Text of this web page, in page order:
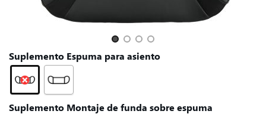
Slide 1 of 4
Suplemento Espuma para asiento
Suplemento Montaje de funda sobre espuma